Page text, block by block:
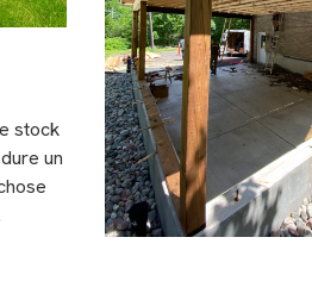
stock
un